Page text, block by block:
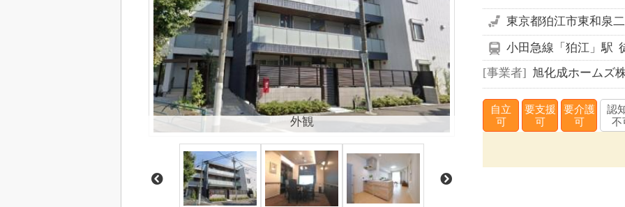
外観
東京都狛江市東和泉
小田急線「狛江」駅
事業者
旭化成ホームズ
自立
可
要支援
可
要介護
可
認
不